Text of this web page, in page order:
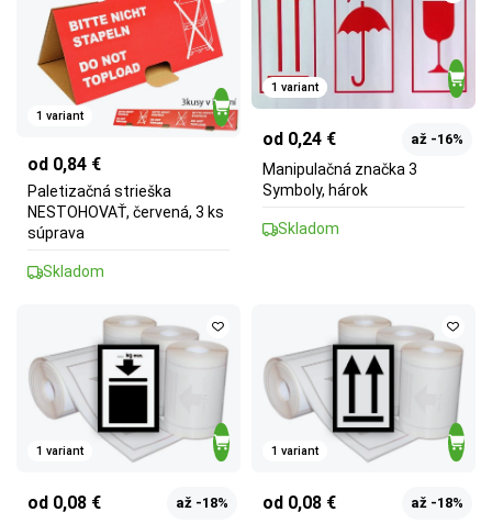
1 variant
od 0,84 €
Paletizačná strieška
NESTOHOVAŤ, červená, 3 ks
súprava
Skladom
1 variant
od 0,24 € až -16%
Manipulačná značka 3
Symboly, hárok
Skladom
1 variant
od 0,08 € až -18%
1 variant
od 0,08 € až -18%